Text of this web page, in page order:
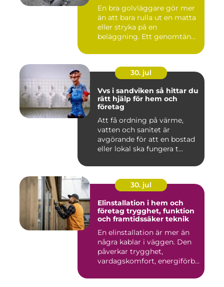
En bra golvläggare gör mer
än att bara rulla ut en matta
eller stryka på en
beläggning. Ett genomtän...
30. jul
Vvs i sandviken så hittar du
rätt hjälp för hem och
företag
Att få ordning på värme,
vatten och sanitet är
avgörande för att en bostad
eller lokal ska fungera t...
30. jul
Elinstallation i hem och
företag trygghet, funktion
och framtidssäker teknik
En elinstallation är mer än
några kablar i väggen. Den
påverkar trygghet,
vardagskomfort, energiförb...